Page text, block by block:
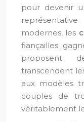
pour devenir
modernes, les
fiançailles
proposent
transcendent
aux modèles
couples de
véritablement